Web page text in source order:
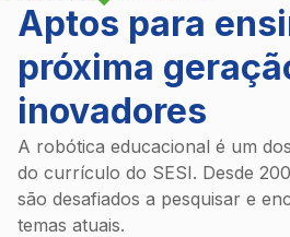
Aptos para
próxima
inovadores
A robótica educacional é um
do currículo do SESI. Desde
são desafiados a pesquisar e
temas atuais.